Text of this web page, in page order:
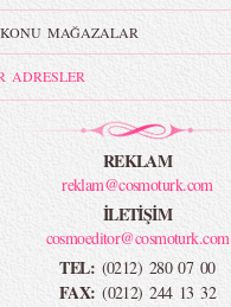
MAĞAZALAR
ADRESLER
REKLAM
reklam@cosmoturk.com
İLETİŞİM
cosmoeditor@cosmoturk.com
TEL: (0212) 280 07 00
FAX: (0212) 244 13 32